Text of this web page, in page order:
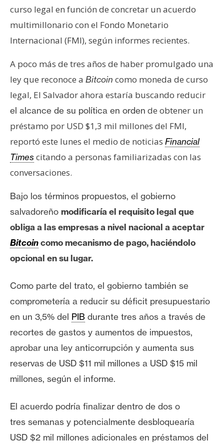
N
t
a
d
e
P
r
e
n
s
T
m
a
R
e
c
u
s
o
o
curso legal en función de concretar un acuerdo
multimillonario con el Fondo Monetario
Internacional (FMI), según informes recientes.
A poco más de tres años de haber promulgado una
ley que reconoce a Bitcoin como moneda de curso
legal, El Salvador ahora estaría buscando reducir
el alcance de su política en orden de obtener un
préstamo por USD $1,3 mil millones del FMI,
reportó este lunes el medio de noticias Financial
Times citando a personas familiarizadas con las
conversaciones.
Bajo los términos propuestos, el gobierno
salvadoreño modificaría el requisito legal que
obliga a las empresas a nivel nacional a aceptar
Bitcoincomo mecanismo de pago, haciéndolo
opcional en su lugar.
Como parte del trato, el gobierno también se
comprometería a reducir su déficit presupuestario
en un 3,5% del PIB durante tres años a través de
recortes de gastos y aumentos de impuestos,
aprobar una ley anticorrupción y aumenta sus
reservas de USD $11 mil millones a USD $15 mil
millones, según el informe.
El acuerdo podría finalizar dentro de dos o
tres semanas y potencialmente desbloquearía
USD $2 mil millones adicionales en préstamos del